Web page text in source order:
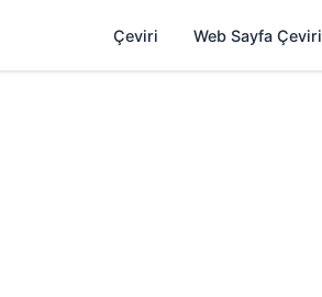
Çeviri Web Sayfa Çeviri